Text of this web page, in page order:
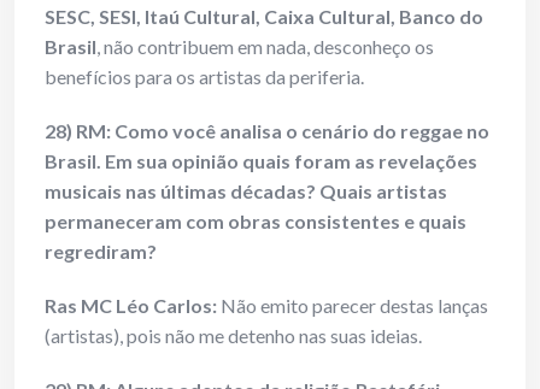
SESC, SESI, Itaú Cultural, Caixa Cultural, Banco do
Brasil, não contribuem em nada, desconheço os
benefícios para os artistas da periferia.
28) RM: Como você analisa o cenário do reggae no
Brasil. Em sua opinião quais foram as revelações
musicais nas últimas décadas? Quais artistas
permaneceram com obras consistentes e quais
regrediram?
Ras MC Léo Carlos: Não emito parecer destas lanças
(artistas), pois não me detenho nas suas ideias.